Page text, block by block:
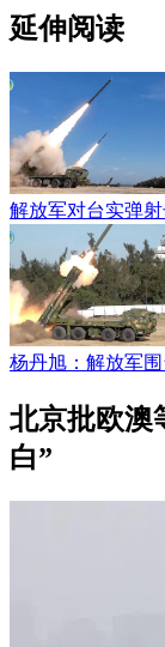
延伸阅读
解放军对台实弹
杨丹旭：解放军
北京批欧澳
白”